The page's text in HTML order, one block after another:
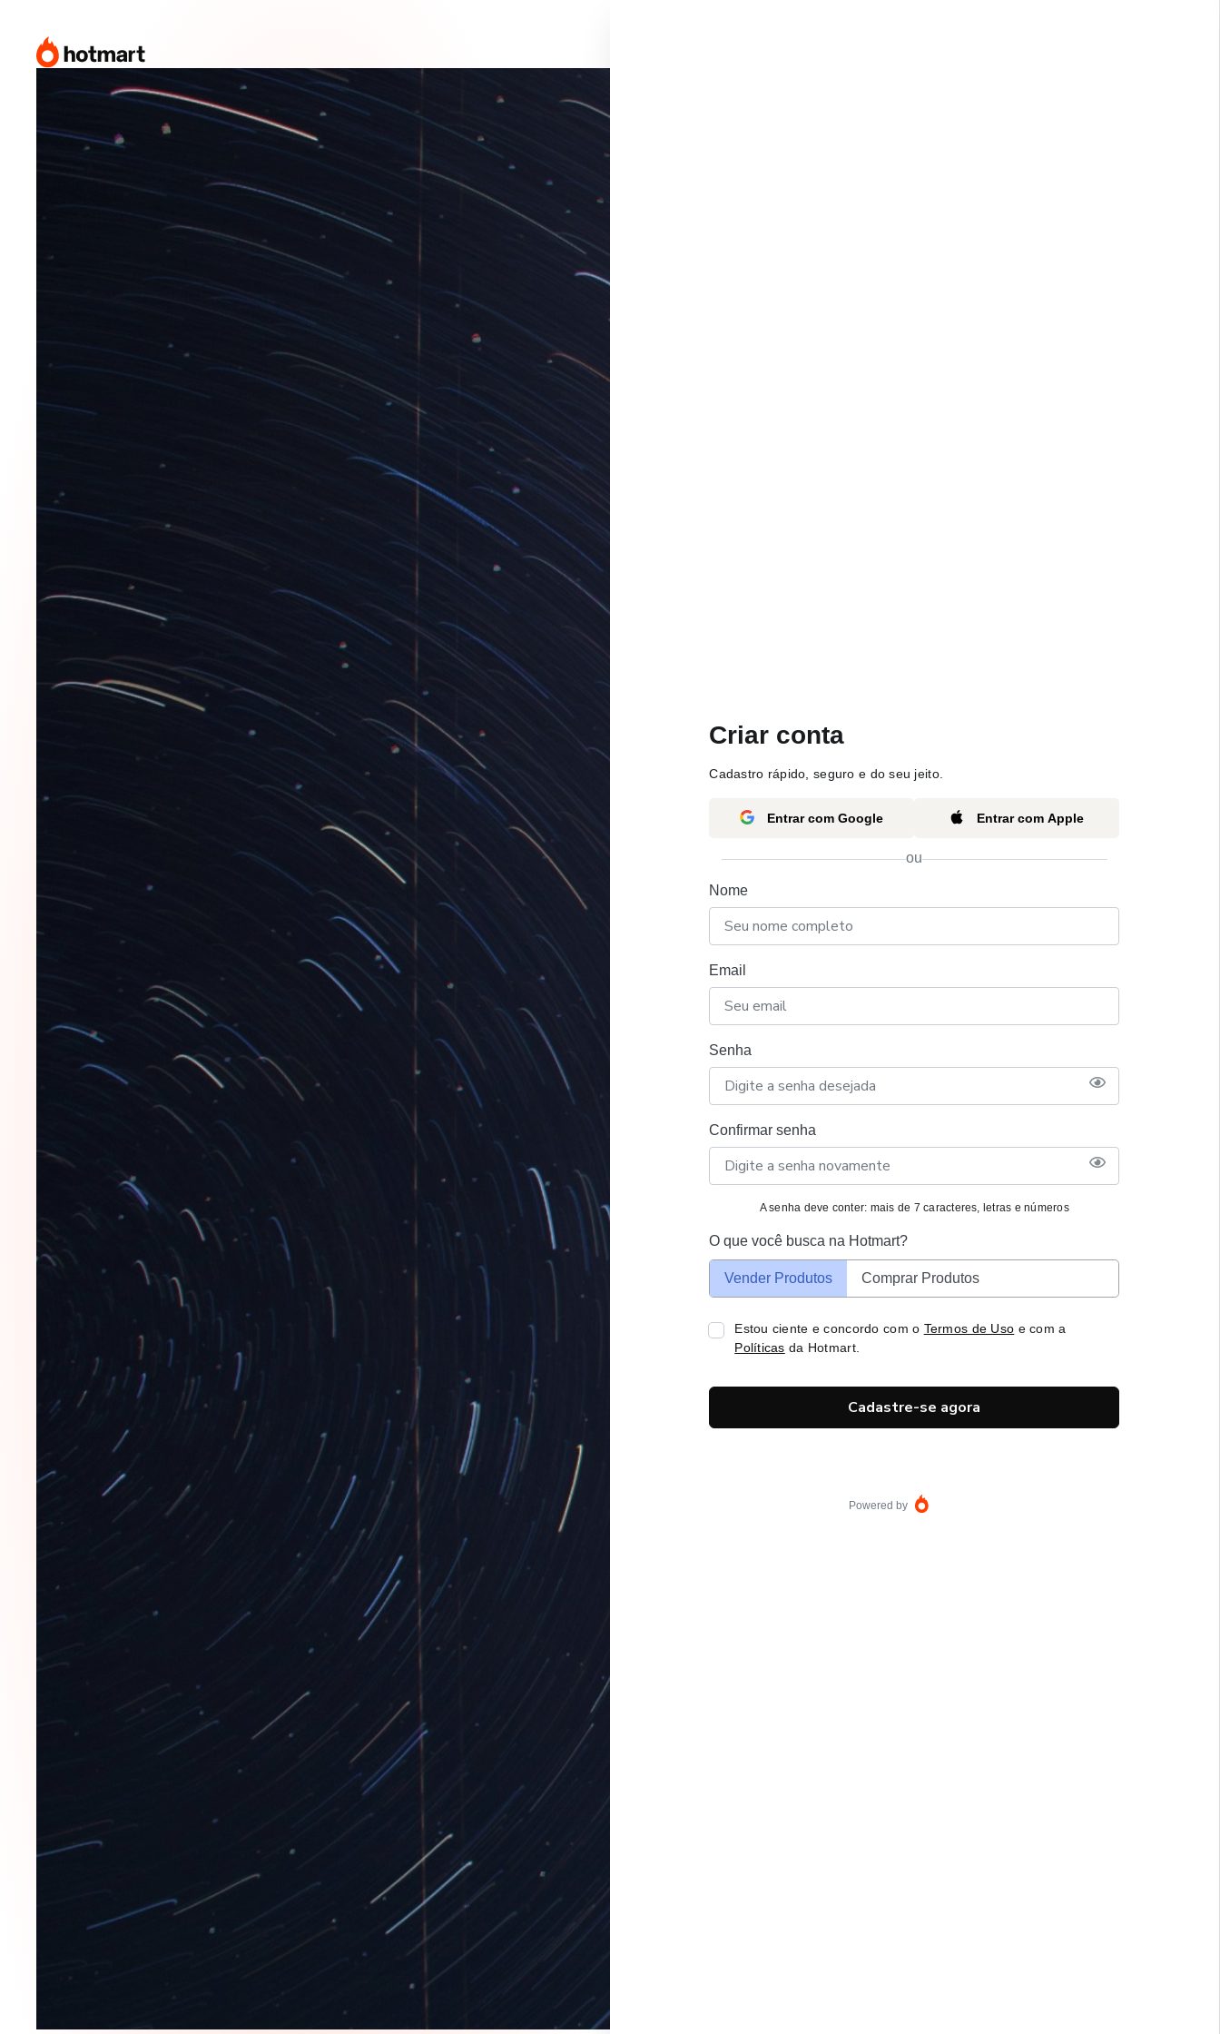
Criar conta
Cadastro rápido, seguro e do seu jeito.
Entrar com Google Entrar com Apple
ou
Nome
Email
Senha
Confirmar senha
A senha deve conter: mais de 7 caracteres, letras e números
O que você busca na Hotmart?
Vender Produtos Comprar Produtos
Estou ciente e concordo com o Termos de Uso e com a
Políticas da Hotmart.
Cadastre-se agora
Powered by